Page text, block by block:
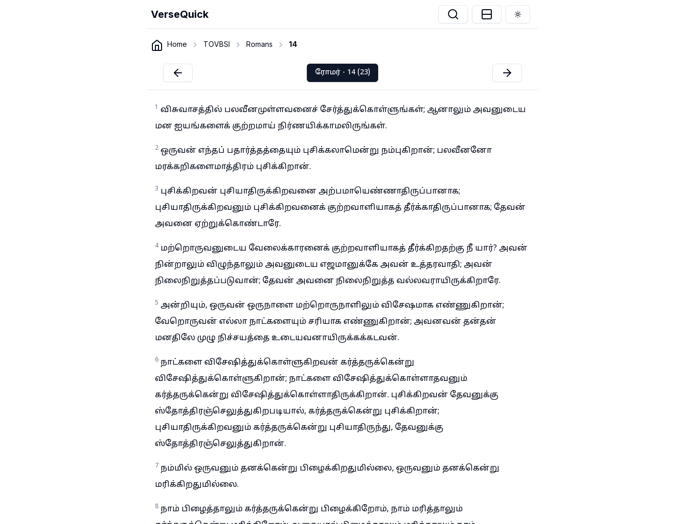
VerseQuick Toggle theme
Home TOVBSI Romans 14
ரோமர் - 14 (23)
1 விசுவாசத்தில் பலவீனமுள்ளவனைச் சேர்த்துக்கொள்ளுங்கள்; ஆனாலும் அவனுடைய
மன ஐயங்களைக் குற்றமாய் நிர்ணயிக்காமலிருங்கள்.
2 ஒருவன் எந்தப் பதார்த்தத்தையும் புசிக்கலாமென்று நம்புகிறான்; பலவீனனோ
மரக்கறிகளைமாத்திரம் புசிக்கிறான்.
3 புசிக்கிறவன் புசியாதிருக்கிறவனை அற்பமாயெண்ணாதிருப்பானாக;
புசியாதிருக்கிறவனும் புசிக்கிறவனைக் குற்றவாளியாகத் தீர்க்காதிருப்பானாக; தேவன்
அவனை ஏற்றுக்கொண்டாரே.
4 மற்றொருவனுடைய வேலைக்காரனைக் குற்றவாளியாகத் தீர்க்கிறதற்கு நீ யார்? அவன்
நின்றாலும் விழுந்தாலும் அவனுடைய எஜமானுக்கே அவன் உத்தரவாதி; அவன்
நிலைநிறுத்தப்படுவான்; தேவன் அவனை நிலைநிறுத்த வல்லவராயிருக்கிறாரே.
5 அன்றியும், ஒருவன் ஒருநாளை மற்றொருநாளிலும் விசேஷமாக எண்ணுகிறான்;
வேறொருவன் எல்லா நாட்களையும் சரியாக எண்ணுகிறான்; அவனவன் தன்தன்
மனதிலே முழு நிச்சயத்தை உடையவனாயிருக்கக்கடவன்.
6 நாட்களை விசேஷித்துக்கொள்ளுகிறவன் கர்த்தருக்கென்று
விசேஷித்துக்கொள்ளுகிறான்; நாட்களை விசேஷித்துக்கொள்ளாதவனும்
கர்த்தருக்கென்று விசேஷித்துக்கொள்ளாதிருக்கிறான். புசிக்கிறவன் தேவனுக்கு
ஸ்தோத்திரஞ்செலுத்துகிறபடியால், கர்த்தருக்கென்று புசிக்கிறான்;
புசியாதிருக்கிறவனும் கர்த்தருக்கென்று புசியாதிருந்து, தேவனுக்கு
ஸ்தோத்திரஞ்செலுத்துகிறான்.
7 நம்மில் ஒருவனும் தனக்கென்று பிழைக்கிறதுமில்லை, ஒருவனும் தனக்கென்று
மரிக்கிறதுமில்லை.
8 நாம் பிழைத்தாலும் கர்த்தருக்கென்று பிழைக்கிறோம், நாம் மரித்தாலும்